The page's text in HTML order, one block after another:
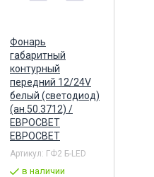
Фонарь
габаритный
контурный
передний 12/24V
белый (светодиод)
(ан.50.3712) /
ЕВРОСВЕТ
ЕВРОСВЕТ
Артикул: ГФ2 Б-LED
в наличии